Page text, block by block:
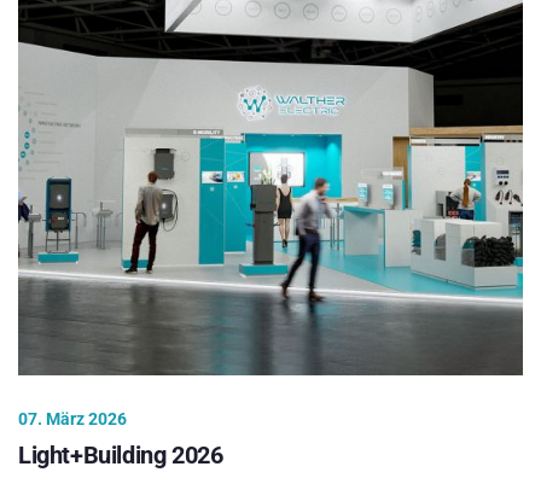
07. März 2026
Light+Building 2026